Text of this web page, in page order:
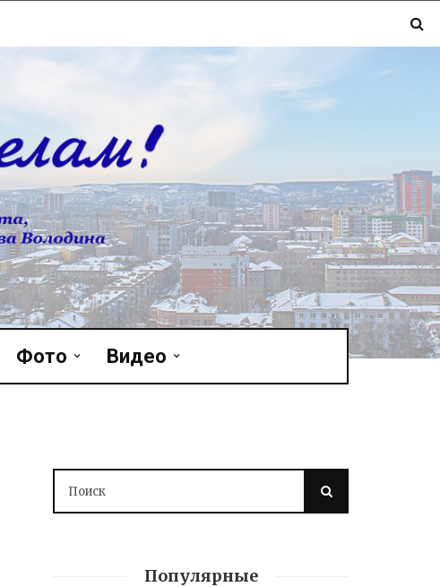
Фото Видео
Популярные